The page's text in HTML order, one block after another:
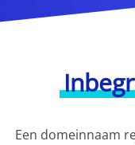
Een domeinnaam